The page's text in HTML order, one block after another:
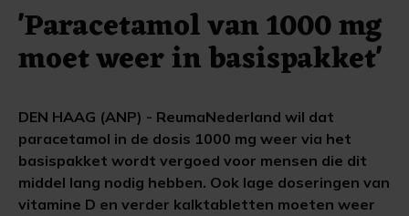
'Paracetamol van 1000 mg
moet weer in basispakket'
DEN HAAG (ANP) - ReumaNederland wil dat
paracetamol in de dosis 1000 mg weer via het
basispakket wordt vergoed voor mensen die dit
middel lang nodig hebben. Ook lage doseringen van
vitamine D en verder kalktabletten moeten weer